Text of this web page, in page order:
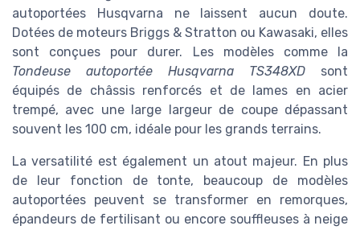
autoportées Husqvarna ne laissent aucun doute.
Dotées de moteurs Briggs & Stratton ou Kawasaki, elles
sont conçues pour durer. Les modèles comme la
Tondeuse autoportée Husqvarna TS348XD sont
équipés de châssis renforcés et de lames en acier
trempé, avec une large largeur de coupe dépassant
souvent les 100 cm, idéale pour les grands terrains.
La versatilité est également un atout majeur. En plus
de leur fonction de tonte, beaucoup de modèles
autoportées peuvent se transformer en remorques,
épandeurs de fertilisant ou encore souffleuses à neige